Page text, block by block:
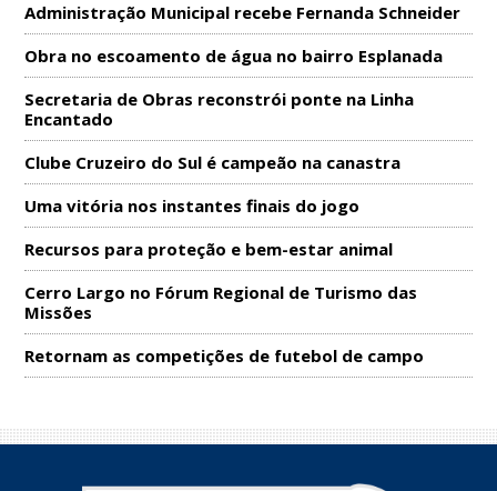
Administração Municipal recebe Fernanda Schneider
Obra no escoamento de água no bairro Esplanada
Secretaria de Obras reconstrói ponte na Linha
Encantado
Clube Cruzeiro do Sul é campeão na canastra
Uma vitória nos instantes finais do jogo
Recursos para proteção e bem-estar animal
Cerro Largo no Fórum Regional de Turismo das
Missões
Retornam as competições de futebol de campo